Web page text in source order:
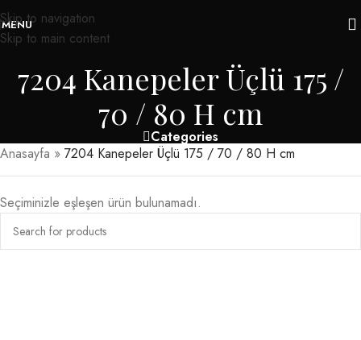
Skip to navigation
Skip to main content
MENU
7204 Kanepeler Üçlü 175 /
70 / 80 H cm
Categories
Anasayfa » 7204 Kanepeler Üçlü 175 / 70 / 80 H cm
Seçiminizle eşleşen ürün bulunamadı.